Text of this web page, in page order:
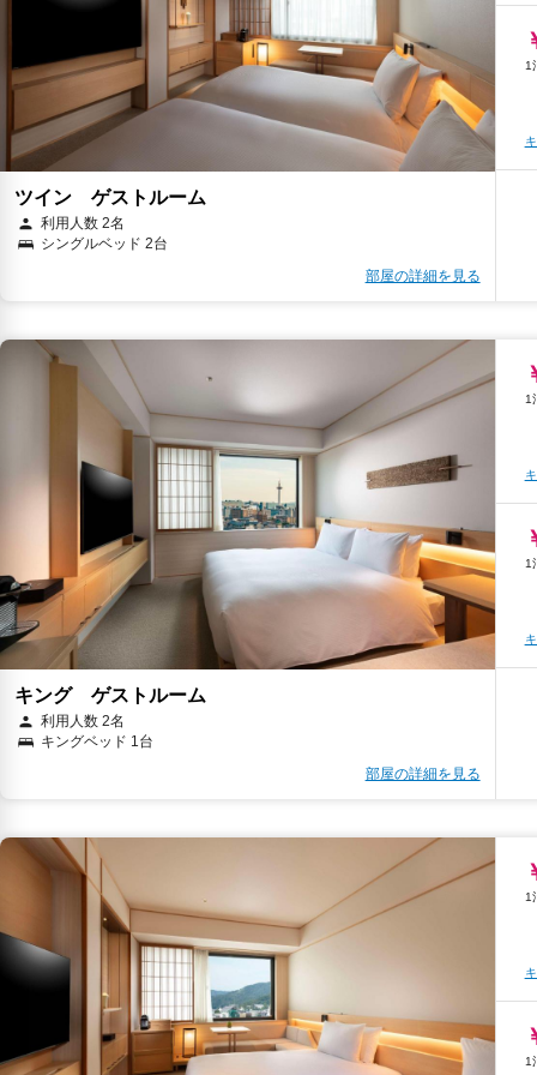
ツイン ゲストルーム
利用人数 2名
シングルベッド 2台
部屋の詳細を見る
キング ゲストルーム
利用人数 2名
キングベッド 1台
部屋の詳細を見る